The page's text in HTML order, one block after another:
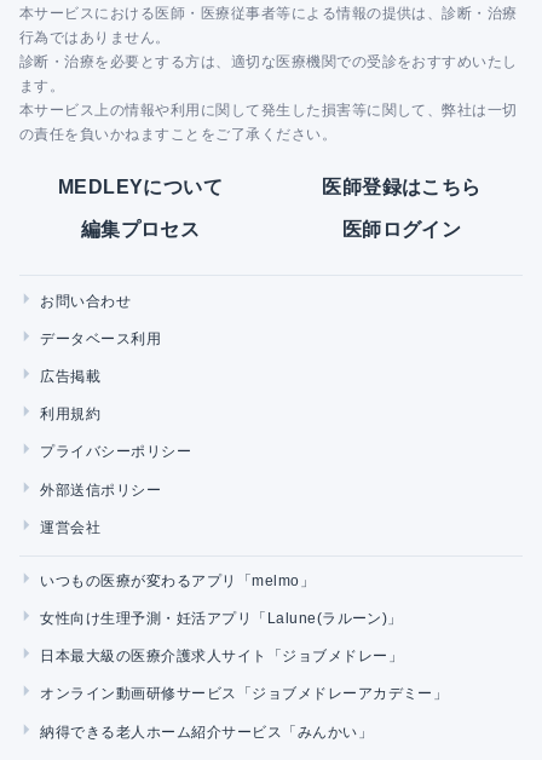
本サービスにおける医師・医療従事者等による情報の提供は、診断・治療
行為ではありません。
診断・治療を必要とする方は、適切な医療機関での受診をおすすめいたし
ます。
本サービス上の情報や利用に関して発生した損害等に関して、弊社は一切
の責任を負いかねますことをご了承ください。
MEDLEYについて 医師登録はこちら
編集プロセス 医師ログイン
お問い合わせ
データベース利用
広告掲載
利用規約
プライバシーポリシー
外部送信ポリシー
運営会社
いつもの医療が変わるアプリ「melmo」
女性向け生理予測・妊活アプリ「Lalune(ラルーン)」
日本最大級の医療介護求人サイト「ジョブメドレー」
オンライン動画研修サービス「ジョブメドレーアカデミー」
納得できる老人ホーム紹介サービス「みんかい」